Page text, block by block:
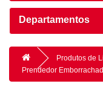
Departamentos
Produtos de
Prendedor